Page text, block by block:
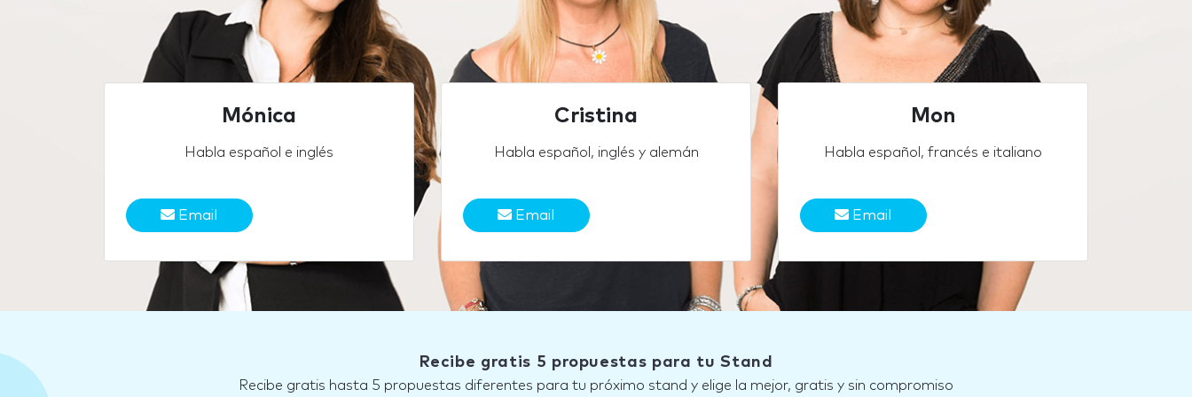
Mónica
Habla español e inglés
Email
Cristina
Habla español, inglés y alemán
Email
Mon
Habla español, francés e italiano
Email
Recibe gratis 5 propuestas para tu Stand
Recibe gratis hasta 5 propuestas diferentes para tu próximo stand y elige la mejor, gratis y sin compromiso